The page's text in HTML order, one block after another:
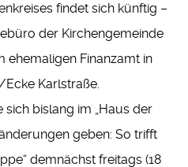
findet sich künftig –
der Kirchengemeinde
ehemaligen Finanzamt in
Karlstraße.
bislang im „Haus der
geben: So trifft
demnächst freitags (18